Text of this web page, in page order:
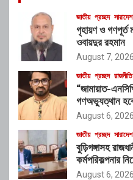
জাতীয় প্রচ্ছদ সারাদেশ
গৃহায়ণ ও গণপূর্ত
ওবায়দুর রহমান
August 7, 2026
জাতীয় প্রচ্ছদ রাজনীতি
“জামায়াত-
গণঅভ্যুত্থান হবে
নেই”: রাশেদ
August 6, 2026
জাতীয় প্রচ্ছদ সারাদেশ
বুড়িগঙ্গাসহ
কর্মপরিকল্পনার
আন্তঃসংস্থা
August 6, 2026